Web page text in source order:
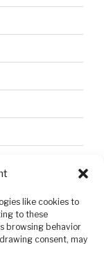
like cookies to
to these
browsing behavior
consent, may